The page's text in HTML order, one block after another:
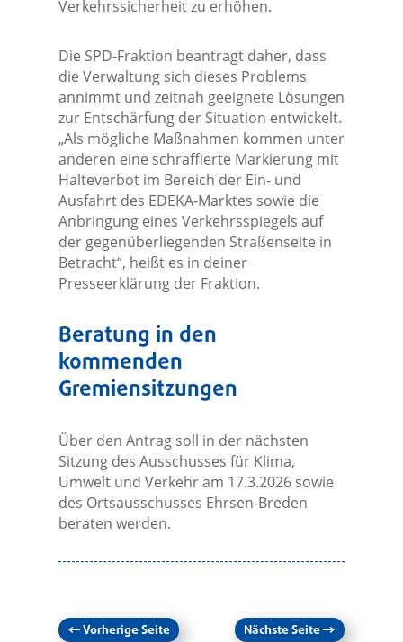
Verkehrssicherheit zu erhöhen.
Die SPD-Fraktion beantragt daher, dass
die Verwaltung sich dieses Problems
annimmt und zeitnah geeignete Lösungen
zur Entschärfung der Situation entwickelt.
„Als mögliche Maßnahmen kommen unter
anderen eine schraffierte Markierung mit
Halteverbot im Bereich der Ein- und
Ausfahrt des EDEKA-Marktes sowie die
Anbringung eines Verkehrsspiegels auf
der gegenüberliegenden Straßenseite in
Betracht“, heißt es in deiner
Presseerklärung der Fraktion.
Beratung in den
kommenden
Gremiensitzungen
Über den Antrag soll in der nächsten
Sitzung des Ausschusses für Klima,
Umwelt und Verkehr am 17.3.2026 sowie
des Ortsausschusses Ehrsen-Breden
beraten werden.
←Vorherige Seite Nächste Seite→